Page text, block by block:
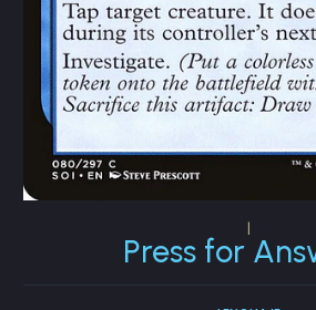
Press for